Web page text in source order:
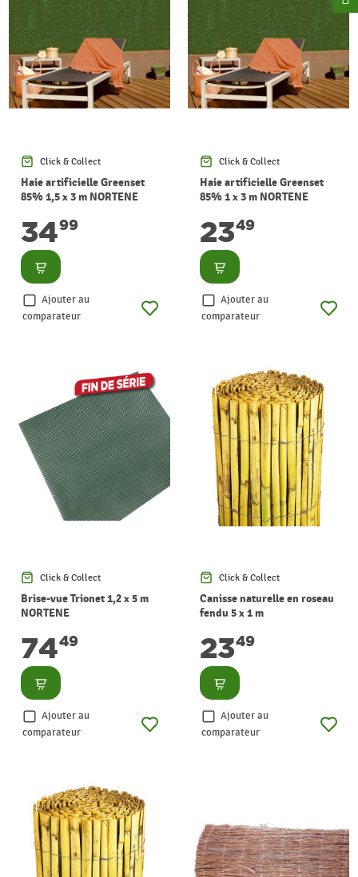
Click & Collect
Haie artificielle Greenset
85% 1,5 x 3 m NORTENE
3499
Consulter
Ajouter au
comparateur
Click & Collect
Haie artificielle Greenset
85% 1 x 3 m NORTENE
2349
Consulter
Ajouter au
comparateur
Click & Collect
Brise-vue Trionet 1,2 x 5 m
NORTENE
7449
Consulter
Ajouter au
comparateur
Click & Collect
Canisse naturelle en roseau
fendu 5 x 1 m
2349
Consulter
Ajouter au
comparateur